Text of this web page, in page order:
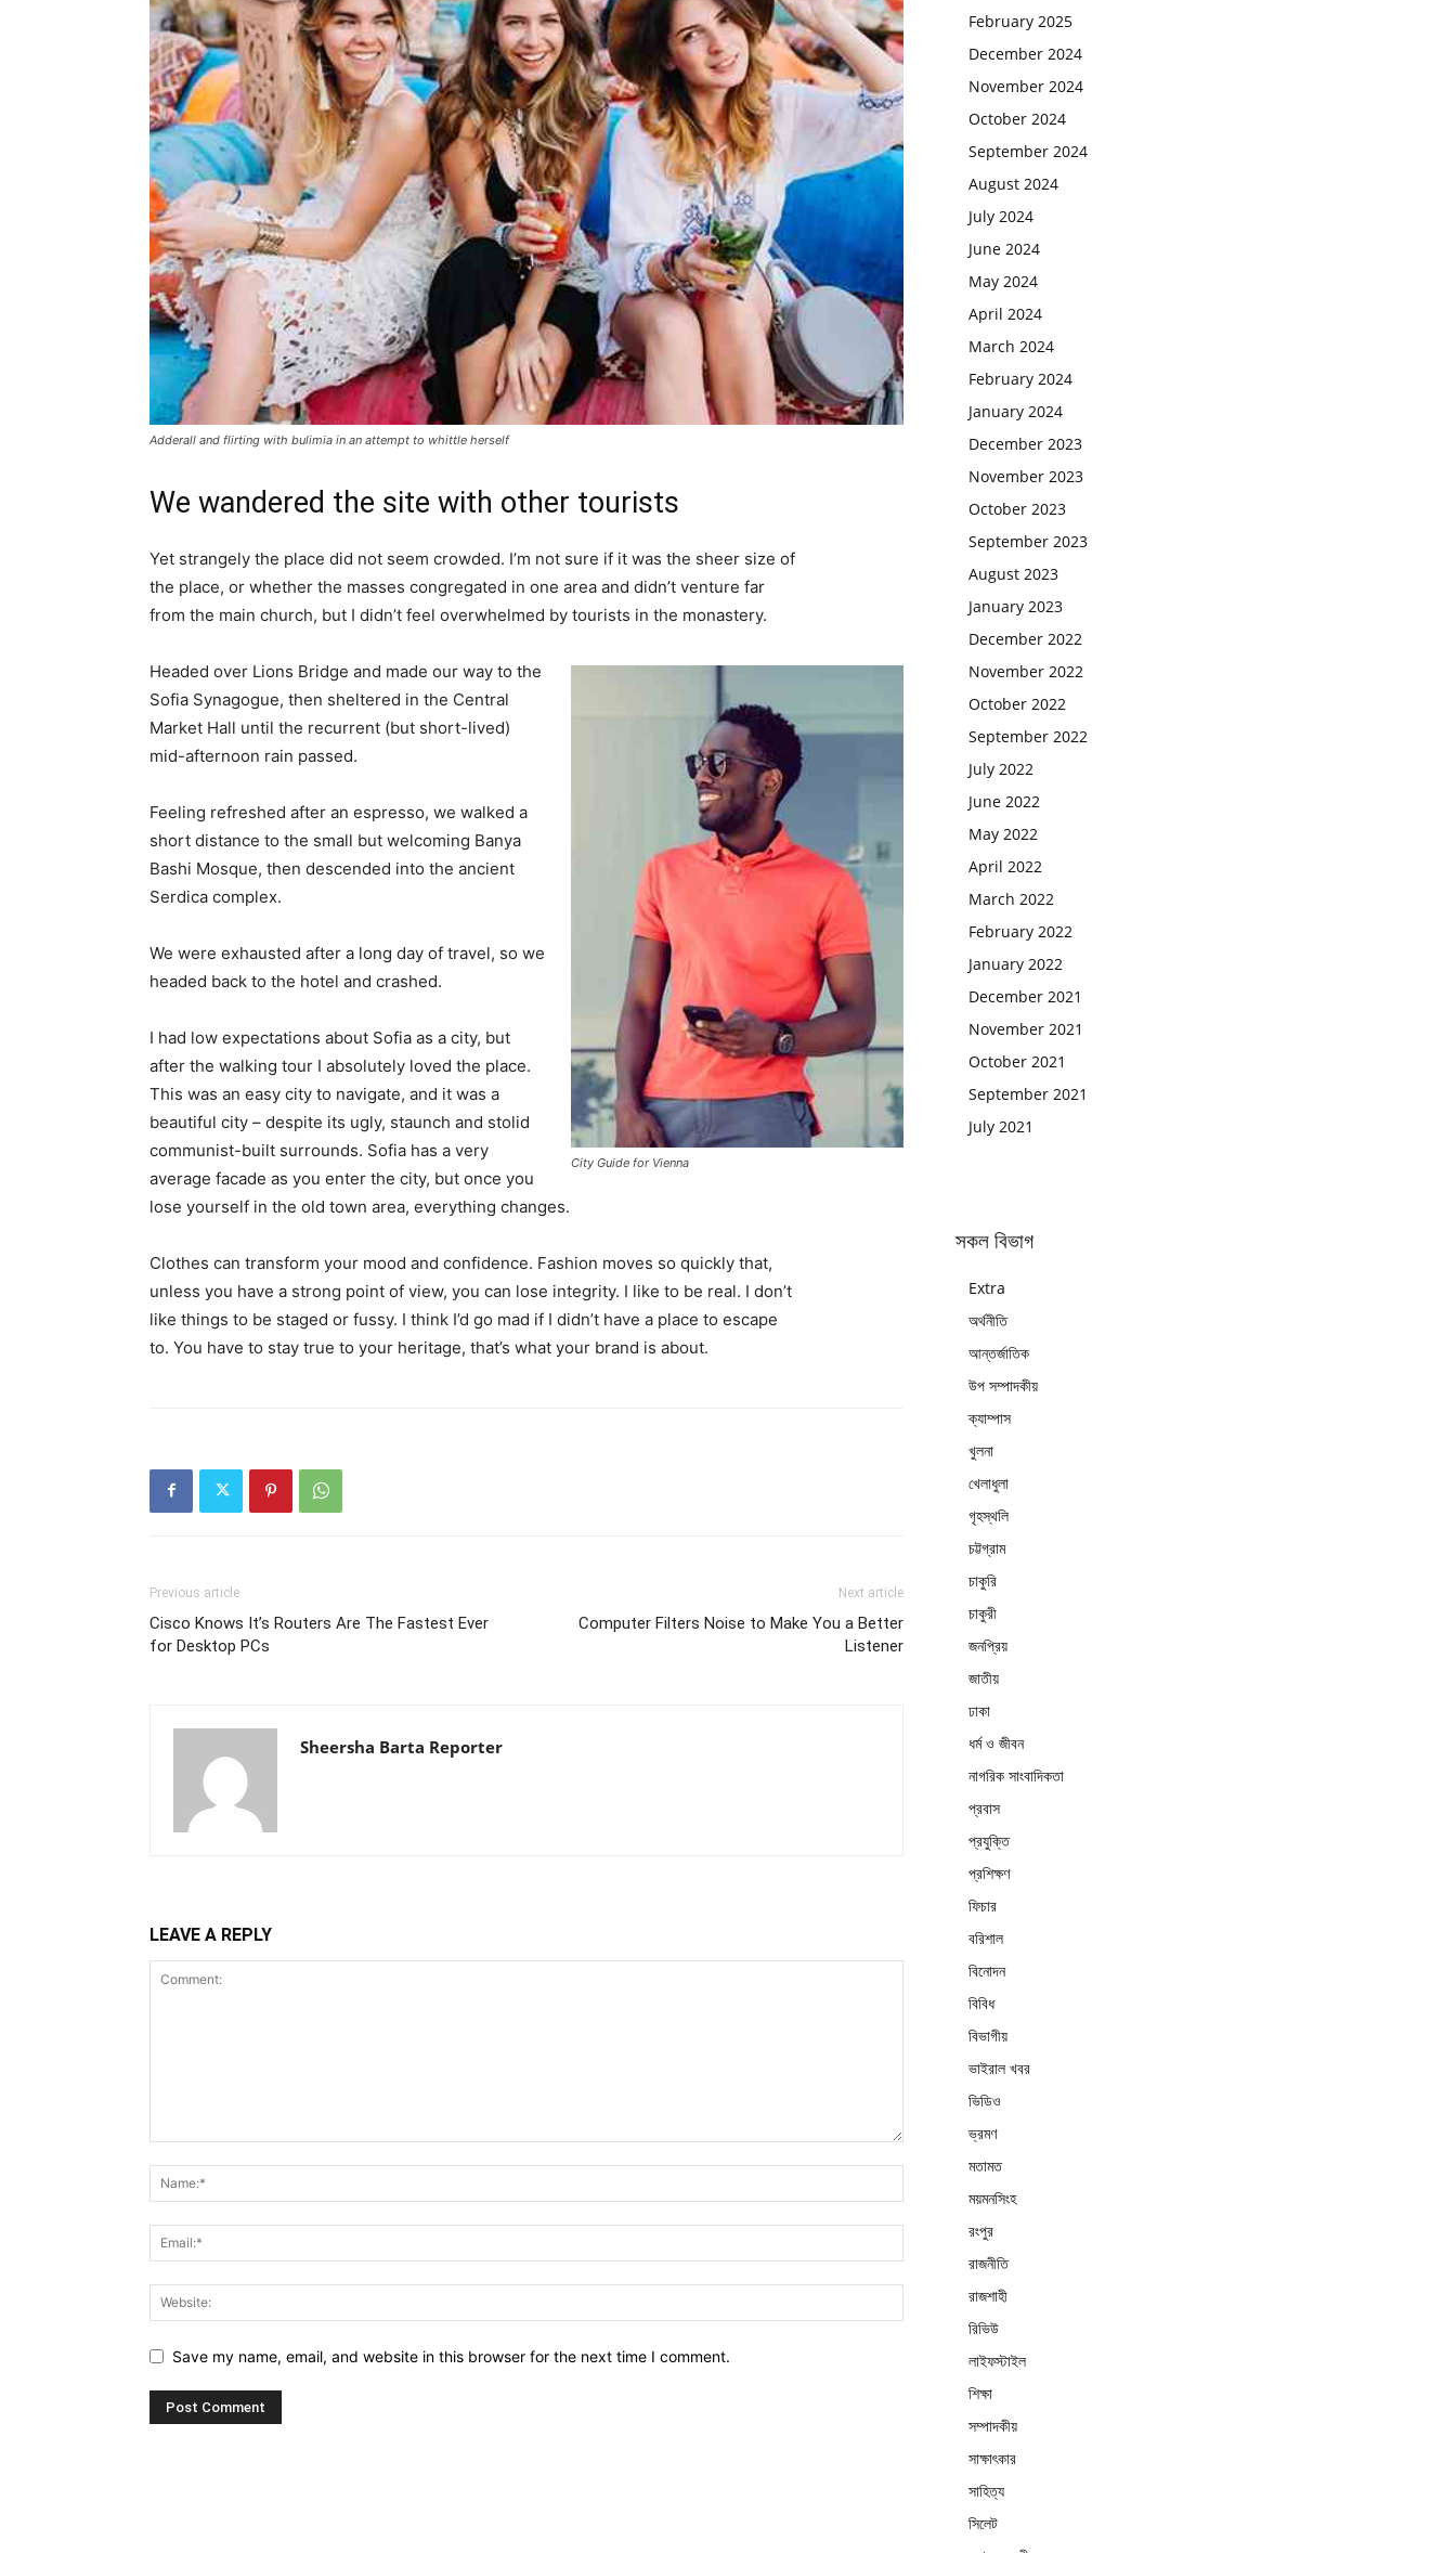
Adderall and flirting with bulimia in an attempt to whittle herself
We wandered the site with other tourists
Yet strangely the place did not seem crowded. I’m not sure if it was the sheer size of
the place, or whether the masses congregated in one area and didn’t venture far
from the main church, but I didn’t feel overwhelmed by tourists in the monastery.
City Guide for Vienna
Headed over Lions Bridge and made our way to the
Sofia Synagogue, then sheltered in the Central
Market Hall until the recurrent (but short-lived)
mid-afternoon rain passed.
Feeling refreshed after an espresso, we walked a
short distance to the small but welcoming Banya
Bashi Mosque, then descended into the ancient
Serdica complex.
We were exhausted after a long day of travel, so we
headed back to the hotel and crashed.
I had low expectations about Sofia as a city, but
after the walking tour I absolutely loved the place.
This was an easy city to navigate, and it was a
beautiful city – despite its ugly, staunch and stolid
communist-built surrounds. Sofia has a very
average facade as you enter the city, but once you
lose yourself in the old town area, everything changes.
Clothes can transform your mood and confidence. Fashion moves so quickly that,
unless you have a strong point of view, you can lose integrity. I like to be real. I don’t
like things to be staged or fussy. I think I’d go mad if I didn’t have a place to escape
to. You have to stay true to your heritage, that’s what your brand is about.
Previous article
Cisco Knows It’s Routers Are The Fastest Ever
for Desktop PCs
Next article
Computer Filters Noise to Make You a Better
Listener
Sheersha Barta Reporter
LEAVE A REPLY
Save my name, email, and website in this browser for the next time I comment.
February 2025
December 2024
November 2024
October 2024
September 2024
August 2024
July 2024
June 2024
May 2024
April 2024
March 2024
February 2024
January 2024
December 2023
November 2023
October 2023
September 2023
August 2023
January 2023
December 2022
November 2022
October 2022
September 2022
July 2022
June 2022
May 2022
April 2022
March 2022
February 2022
January 2022
December 2021
November 2021
October 2021
September 2021
July 2021
সকল বিভাগ
Extra
অর্থনীতি
আন্তর্জাতিক
উপ সম্পাদকীয়
ক্যাম্পাস
খুলনা
খেলাধুলা
গৃহস্থলি
চট্টগ্রাম
চাকুরি
চাকুরী
জনপ্রিয়
জাতীয়
ঢাকা
ধর্ম ও জীবন
নাগরিক সাংবাদিকতা
প্রবাস
প্রযুক্তি
প্রশিক্ষণ
ফিচার
বরিশাল
বিনোদন
বিবিধ
বিভাগীয়
ভাইরাল খবর
ভিডিও
ভ্রমণ
মতামত
ময়মনসিংহ
রংপুর
রাজনীতি
রাজশাহী
রিভিউ
লাইফস্টাইল
শিক্ষা
সম্পাদকীয়
সাক্ষাৎকার
সাহিত্য
সিলেট